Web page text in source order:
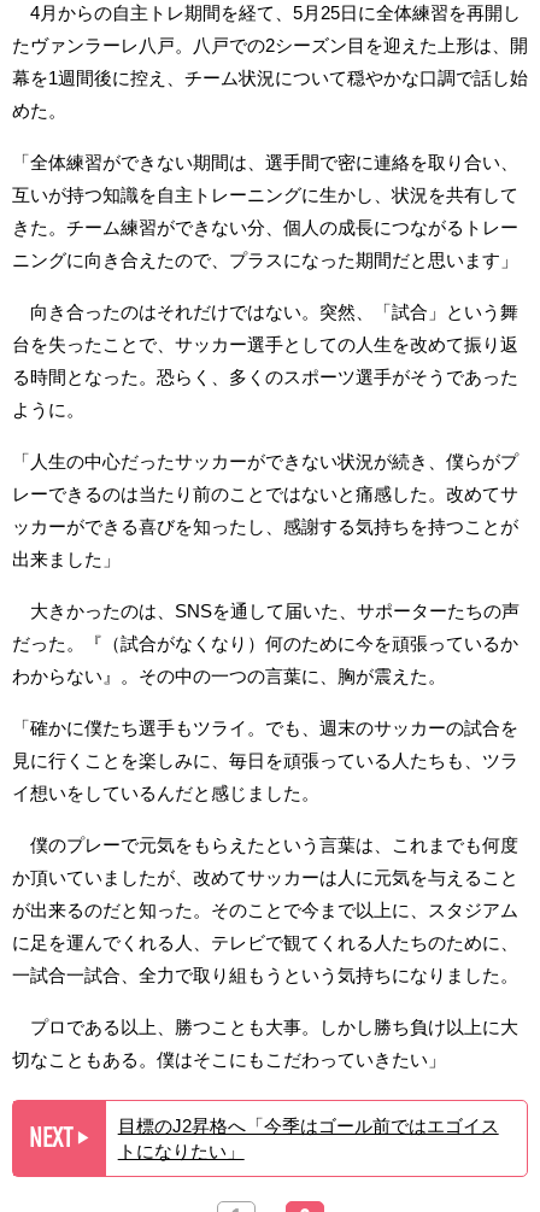
4月からの自主トレ期間を経て、5月25日に全体練習を再開し
たヴァンラーレ八戸。八戸での2シーズン目を迎えた上形は、開
幕を1週間後に控え、チーム状況について穏やかな口調で話し始
めた。
「全体練習ができない期間は、選手間で密に連絡を取り合い、
互いが持つ知識を自主トレーニングに生かし、状況を共有して
きた。チーム練習ができない分、個人の成長につながるトレー
ニングに向き合えたので、プラスになった期間だと思います」
向き合ったのはそれだけではない。突然、「試合」という舞
台を失ったことで、サッカー選手としての人生を改めて振り返
る時間となった。恐らく、多くのスポーツ選手がそうであった
ように。
「人生の中心だったサッカーができない状況が続き、僕らがプ
レーできるのは当たり前のことではないと痛感した。改めてサ
ッカーができる喜びを知ったし、感謝する気持ちを持つことが
出来ました」
大きかったのは、SNSを通して届いた、サポーターたちの声
だった。『（試合がなくなり）何のために今を頑張っているか
わからない』。その中の一つの言葉に、胸が震えた。
「確かに僕たち選手もツライ。でも、週末のサッカーの試合を
見に行くことを楽しみに、毎日を頑張っている人たちも、ツラ
イ想いをしているんだと感じました。
僕のプレーで元気をもらえたという言葉は、これまでも何度
か頂いていましたが、改めてサッカーは人に元気を与えること
が出来るのだと知った。そのことで今まで以上に、スタジアム
に足を運んでくれる人、テレビで観てくれる人たちのために、
一試合一試合、全力で取り組もうという気持ちになりました。
プロである以上、勝つことも大事。しかし勝ち負け以上に大
切なこともある。僕はそこにもこだわっていきたい」
NEXT ▶︎
目標のJ2昇格へ「今季はゴール前ではエゴイス
トになりたい」